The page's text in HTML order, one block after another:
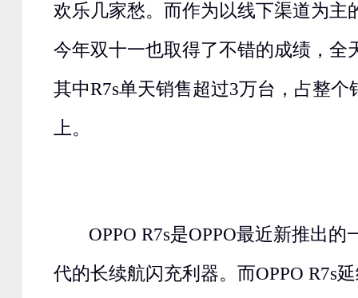
欢乐几家愁。而作为以线下渠道为主
今年双十一也取得了不错的成绩，全
其中R7s单天销售超过3万台，占整个
上。
OPPO R7s是OPPO最近新推出
代的长续航闪充利器。而OPPO R7s